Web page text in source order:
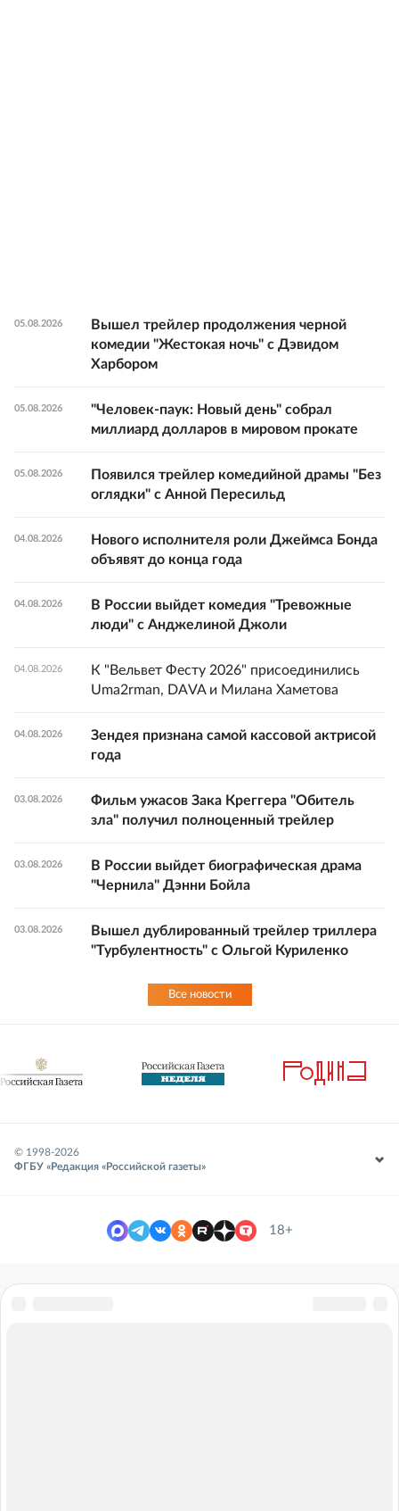
05.08.2026
Вышел трейлер продолжения черной
комедии "Жестокая ночь" с Дэвидом
Харбором
05.08.2026
"Человек-паук: Новый день" собрал
миллиард долларов в мировом прокате
05.08.2026
Появился трейлер комедийной драмы "Без
оглядки" с Анной Пересильд
04.08.2026
Нового исполнителя роли Джеймса Бонда
объявят до конца года
04.08.2026
В России выйдет комедия "Тревожные
люди" с Анджелиной Джоли
04.08.2026
К "Вельвет Фесту 2026" присоединились
Uma2rman, DAVA и Милана Хаметова
04.08.2026
Зендея признана самой кассовой актрисой
года
03.08.2026
Фильм ужасов Зака Креггера "Обитель
зла" получил полноценный трейлер
03.08.2026
В России выйдет биографическая драма
"Чернила" Дэнни Бойла
03.08.2026
Вышел дублированный трейлер триллера
"Турбулентность" с Ольгой Куриленко
Все новости
© 1998-2026
ФГБУ «Редакция «Российской газеты»
18+